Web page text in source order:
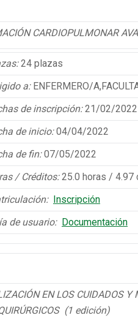
CARDIOPULMONAR
24 plazas
a: ENFERMERO/
de inscripción:21/02/
de inicio:04/04/2022
de fin:07/05/2022
/ Créditos:25.0 horas / 4.97
Inscripción
de usuario: Documentación
EN LOS CUIDADOS Y
(1 edición)